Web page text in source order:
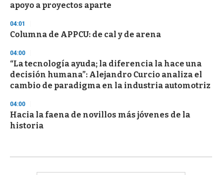
apoyo a proyectos aparte
04:01
Columna de APPCU: de cal y de arena
04:00
“La tecnología ayuda; la diferencia la hace una
decisión humana”: Alejandro Curcio analiza el
cambio de paradigma en la industria automotriz
04:00
Hacia la faena de novillos más jóvenes de la
historia